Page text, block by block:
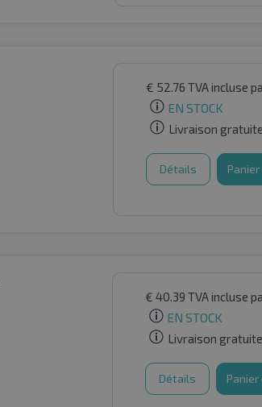
€ 52.76 TVA incluse
EN STOCK
Livraison gratuite
Détails
€ 40.39 TVA incluse
EN STOCK
Livraison gratuite
Détails